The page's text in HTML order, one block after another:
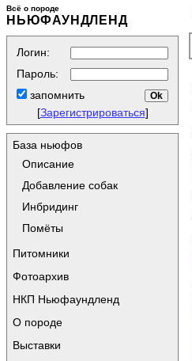
Всё о породе
НЬЮФАУНДЛЕНД
Логин:
Пароль:
запомнить
[Зарегистрироваться]
База ньюфов
Описание
Добавление собак
Инбридинг
Помёты
Питомники
Фотоархив
НКП Ньюфаундленд
О породе
Выставки